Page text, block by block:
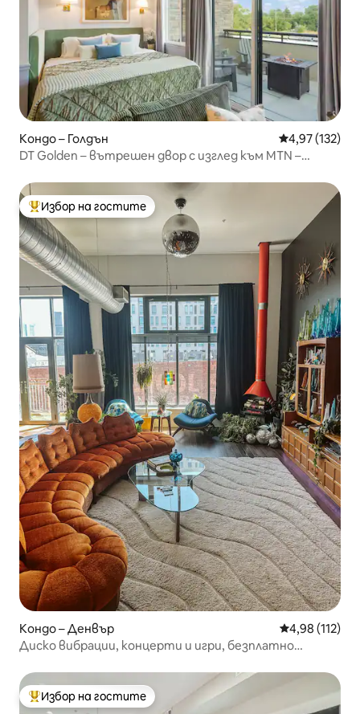
Кондо – Голдън Средна
4,97 (132)
DT Golden – вътрешен двор с изглед към MTN –
Най-популярен избор на гостите
Избор на гостите
Кондо – Денвър Средна
4,98 (112)
Диско вибрации, концерти и игри, безплатно
Най-популярен избор на гостите
Избор на гостите